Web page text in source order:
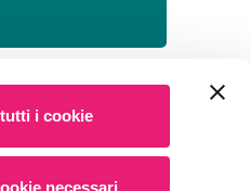
i cookie
necessari